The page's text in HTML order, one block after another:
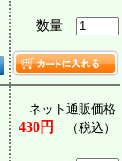
数量
ネット通販価格
430円 （税込）